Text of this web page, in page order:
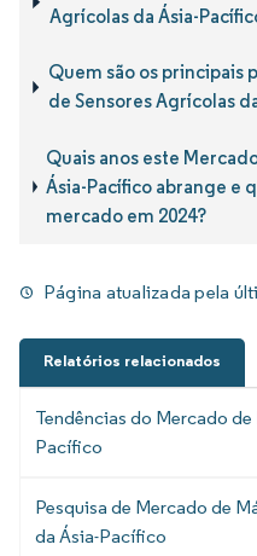
Agrícolas da Ásia-
Quem são os principais
de Sensores Agrícolas
Quais anos este
Ásia-Pacífico abrange e
mercado em 2024?
Página atualizada pela
Relatórios relacionados
Tendências do Mercado
Pacífico
Pesquisa de Mercado de
da Ásia-Pacífico